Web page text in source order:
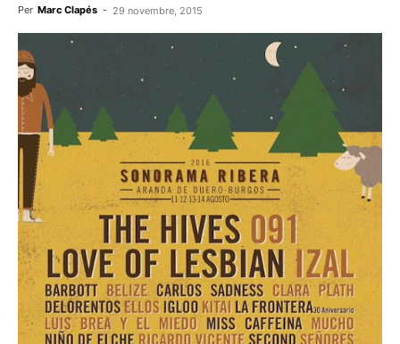
Per Marc Clapés - 29 novembre, 2015